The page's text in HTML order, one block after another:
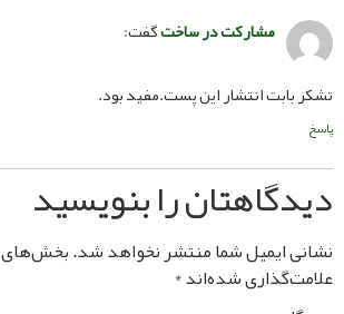
مشارکت در ساختگفت:
انتشار این پست.مفید بود.
را بنویسید
شما منتشر نخواهد شد.بخش‌های موردنیاز
شده‌اند*